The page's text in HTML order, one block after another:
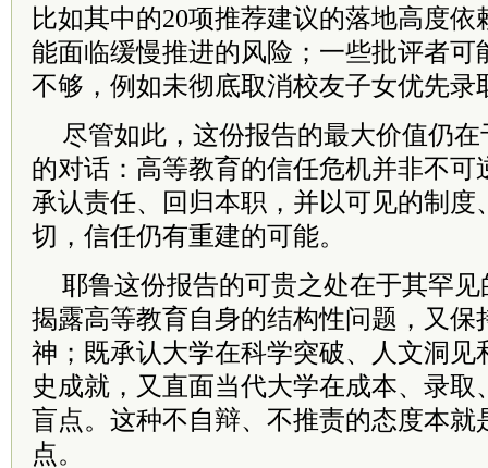
比如其中的20项推荐建议的落地高度
能面临缓慢推进的风险；一些批评者可
不够，例如未彻底取消校友子女优先录
尽管如此，这份报告的最大价值仍
的对话：高等教育的信任危机并非不可
承认责任、回归本职，并以可见的制度
切，信任仍有重建的可能。
耶鲁这份报告的可贵之处在于其罕
揭露高等教育自身的结构性问题，又保
神；既承认大学在科学突破、人文洞见
史成就，又直面当代大学在成本、录取
盲点。这种不自辩、不推责的态度本就
点。